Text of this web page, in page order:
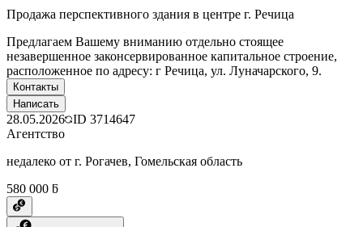
Продажа перспективного здания в центре г. Речица
Предлагаем Вашему вниманию отдельно стоящее
незавершенное законсервированное капитальное строение,
расположенное по адресу: г Речица, ул. Луначарского, 9.
Контакты
Написать
28.05.2026 ID 3714647
Агентство
недалеко от г. Рогачев, Гомельская область
580 000 ƃ